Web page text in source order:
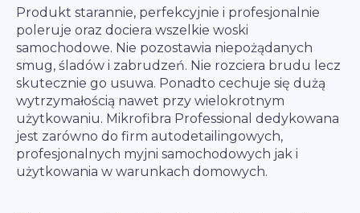
Produkt starannie, perfekcyjnie i profesjonalnie
poleruje oraz dociera wszelkie woski
samochodowe. Nie pozostawia niepożądanych
smug, śladów i zabrudzeń. Nie rozciera brudu lecz
skutecznie go usuwa. Ponadto cechuje się dużą
wytrzymałością nawet przy wielokrotnym
użytkowaniu. Mikrofibra Professional dedykowana
jest zarówno do firm autodetailingowych,
profesjonalnych myjni samochodowych jak i
użytkowania w warunkach domowych.